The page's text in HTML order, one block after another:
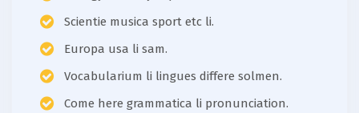
Scientie musica sport etc li.
Europa usa li sam.
Vocabularium li lingues differe solmen.
Come here grammatica li pronunciation.